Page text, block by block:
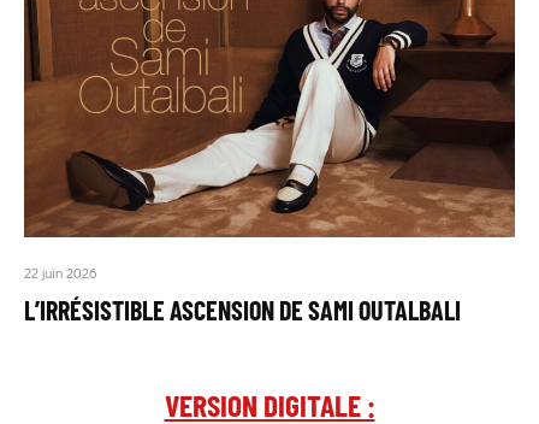
22 juin 2026
L’IRRÉSISTIBLE ASCENSION DE SAMI OUTALBALI
VERSION DIGITALE :